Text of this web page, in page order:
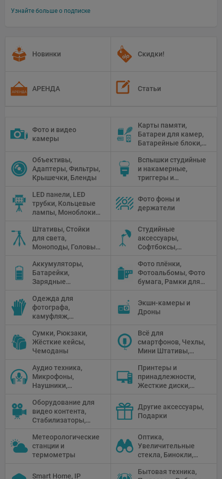
Узнайте больше о подписке
Новинки Скидки!
АРЕНДА Статьи
Фото и видео
камеры
Карты памяти,
Батареи для камер,
Батарейные блоки,
Объективы,
Адаптеры, Фильтры,
Крышечки, Бленды
Вспышки студийные
и накамерные,
триггеры и
LED панели, LED
трубки, Кольцевые
лампы, Моноблоки,
Флуоресцентное и
галогенное
освещение
Фото фоны и
держатели
Штативы, Стойки
для света,
Моноподы, Головы
Студийные
аксессуары,
Софтбоксы,
Рефлекторы,
Отражатели,
Предметные
Аккумуляторы,
Батарейки,
Зарядные
питания, Солнечные
панели
Фото плёнки,
Фотоальбомы, Фото
бумага, Рамки для
камеры
Одежда для
фотографа,
камуфляж,
Экшн-камеры и
Дроны
Сумки, Рюкзаки,
Жёсткие кейсы,
Чемоданы
Всё для
смартфонов, Чехлы,
Мини Штативы,
Аудио техника,
Микрофоны,
Наушники,
микшеры, Кабели и
адаптеры
Принтеры и
принадлежности,
Жесткие диски,
Проекторы,
Графические
Планшеты, Бумага
Оборудование для
видео контента,
Стабилизаторы,
Мониторы,
Профессиональное
видео
Другие аксессуары,
Подарки
Метеорологические
станции и
термометры
Оптика,
Увеличительные
стекла, Бинокли,
Телескопы,
Smart Home, IP
Бытовая техника,